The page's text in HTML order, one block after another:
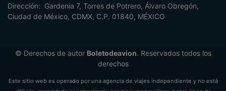
Dirección: Gardenia 7, Torres de Potrero, Álvaro Obregón,
Ciudad de México, CDMX, C.P. 01840, MÉXICO
© Derechos de autor Boletodeavion. Reservados todos los
derechos
Este sitio web es operado por una agencia de viajes independiente y no está